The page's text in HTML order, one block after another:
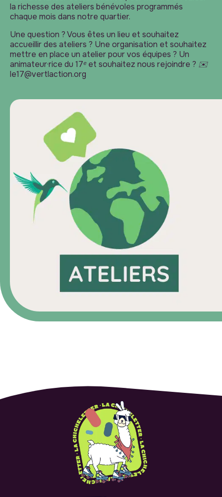
la richesse des ateliers bénévoles programmés
chaque mois dans notre quartier.
Une question ? Vous êtes un lieu et souhaitez
accueillir des ateliers ? Une organisation et souhaitez
mettre en place un atelier pour vos équipes ? Un
animateur·rice du 17ᵉ et souhaitez nous rejoindre ? ✉️
le17@vertlaction.org